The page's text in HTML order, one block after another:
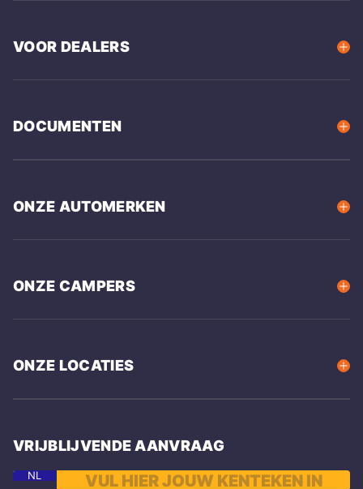
VOOR DEALERS
DOCUMENTEN
ONZE AUTOMERKEN
ONZE CAMPERS
ONZE LOCATIES
VRIJBLIJVENDE AANVRAAG
NL